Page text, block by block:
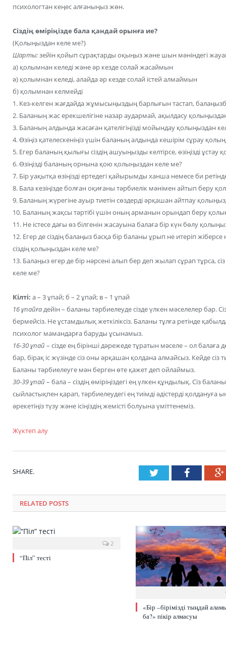
психологтан кеңес алғаныңыз жөн.
Cіздің өміріңізде бала қандай орынға ие?
(Қолыңыздан келе ме?)
Шарты:зейін қойып сұрақтарды оқыңыз және шын мәніндегі
а) қолымнан келеді және әр кезде солай жасаймын
ә) қолымнан келеді, алайда әр кезде солай істей алмаймын
б) қолымнан келмейді
1. Кез-келген жағдайда жұмысыңыздың барлығын тастап,
2. Баланың жас ерекшелігіне назар аудармай, ақылдасу
3. Баланың алдында жасаған қателігіңізді мойындау қолыңыздан
4. Өзіңіз қателескеніңіз үшін баланың алдында кешірім сұрау
5. Егер баланың қылығы сіздің ашуыңызды келтірсе, өзіңізді ұстау
6. Өзіңізді баланың орнына қою қолыңыздан келе ме?
7. Бір уақытқа өзіңізді ертедегі қайырымды ханша немесе би
8. Бала кезіңізде болған оқиғаны тәрбиелік мәнімен айтып беру
9. Баланың жүрегіне ауыр тиетін сөздерді әрқашан айтпау
10. Баланың жақсы тәртібі үшін оның арманын орындап беру
11. Не істесе дағы өз білгенін жасауына балаға бір күн бөлу
12. Егер де сіздің балаңыз басқа бір баланы ұрып не итеріп
сіздің қолыңыздан келе ме?
13. Балаңыз егер де бір нәрсені алып бер деп жылап сұрап тұрса,
келе ме?
Кілті: а – 3 ұпай; б – 2 ұпай; в – 1 ұпай
16 ұпайғадейін – баланы тәрбиелеуде сізде үлкен мәселелер бар.
бермейсіз. Не ұстамдылық жеткіліксіз. Баланы тұлға ретінде
психолог мамандарға баруды ұсынамыз.
16-30 ұпай – сізде ең бірінші дәрежеде тұратын мәселе – ол балаға
бар, бірақ іс жүзінде сіз оны әрқашан қолдана алмайсыз. Кейде
Баланы тәрбиелеуге мән берген өте қажет деп ойлаймыз.
30-39 ұпай – бала – сіздің өміріңіздегі ең үлкен құндылық. Сіз
сыйластықпен қарап, тәрбиелеудегі ең тиімді әдістерді қолдануға
әрекетіңіз түзу және ісіңіздің жемісті болуына үміттенеміз.
Жүктеп алу
SHARE. Twitter
RELATED POSTS
2
“Піл” тесті
«Бір –бірімізді тыңдай
ба?» пікір алмасуы